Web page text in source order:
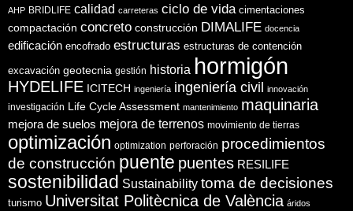
AHP BRIDLIFE calidad carreteras ciclo de vida cimentaciones
compactación concreto construcción DIMALIFE docencia
edificación encofrado estructuras estructuras de contención
excavación geotecnia gestión historia hormigón
HYDELIFE ICITECH ingeniería ingeniería civil innovación
investigación Life Cycle Assessment mantenimiento maquinaria
mejora de suelos mejora de terrenos movimiento de tierras
optimización optimization perforación procedimientos
de construcción puente puentes RESILIFE
sostenibilidad Sustainability toma de decisiones
turismo Universitat Politècnica de València áridos